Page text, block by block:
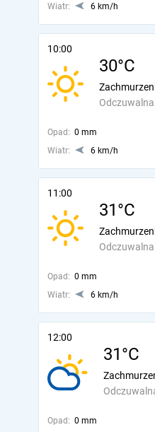
Wiatr:
6 km/h
10:00
30°C
Odczuwalna
Opad: 0 mm
Wiatr:
6 km/h
11:00
31°C
Odczuwalna
Opad: 0 mm
Wiatr:
6 km/h
12:00
31°C
Opad: 0 mm